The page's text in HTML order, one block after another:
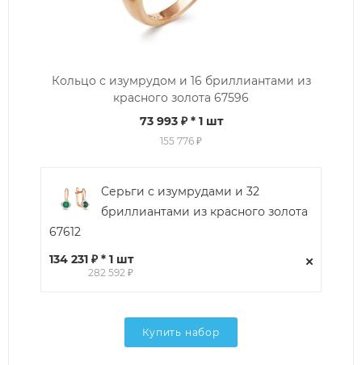
Кольцо с изумрудом и 16 бриллиантами из
красного золота 67596
73 993 ₽* 1 шт
155 776 ₽
Серьги с изумрудами и 32
бриллиантами из красного золота
67612
134 231 ₽ * 1 шт
282 592 ₽
Купить набор